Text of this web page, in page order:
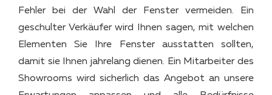
Fehler bei der Wahl der Fenster vermeiden. Ein
geschulter Verkäufer wird Ihnen sagen, mit welchen
Elementen Sie Ihre Fenster ausstatten sollten,
damit sie Ihnen jahrelang dienen. Ein Mitarbeiter des
Showrooms wird sicherlich das Angebot an unsere